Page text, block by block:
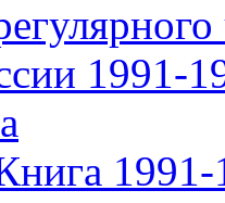
1991-
1991-